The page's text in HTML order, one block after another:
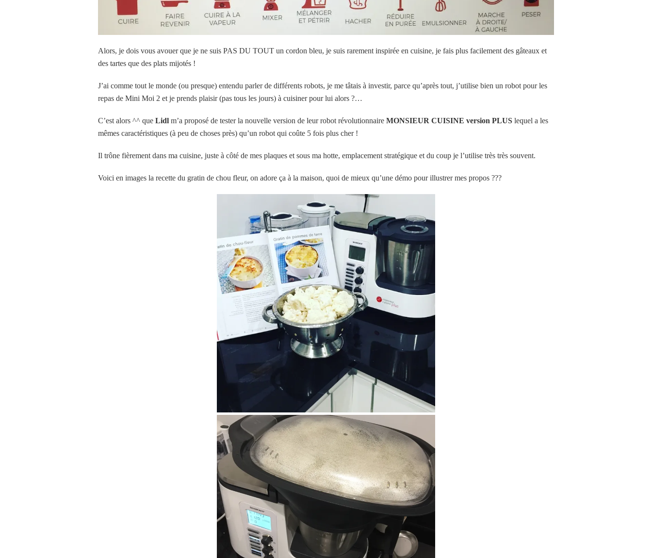
Alors, je dois vous avouer que je ne suis PAS DU TOUT un cordon bleu, je suis rarement inspirée en cuisine, je fais plus facilement des gâteaux et
des tartes que des plats mijotés !
J’ai comme tout le monde (ou presque) entendu parler de différents robots, je me tâtais à investir, parce qu’après tout, j’utilise bien un robot pour les
repas de Mini Moi 2 et je prends plaisir (pas tous les jours) à cuisiner pour lui alors ?…
C’est alors ^^ que Lidl m’a proposé de tester la nouvelle version de leur robot révolutionnaire MONSIEUR CUISINE version PLUS lequel a les
mêmes caractéristiques (à peu de choses près) qu’un robot qui coûte 5 fois plus cher !
Il trône fièrement dans ma cuisine, juste à côté de mes plaques et sous ma hotte, emplacement stratégique et du coup je l’utilise très très souvent.
Voici en images la recette du gratin de chou fleur, on adore ça à la maison, quoi de mieux qu’une démo pour illustrer mes propos ???